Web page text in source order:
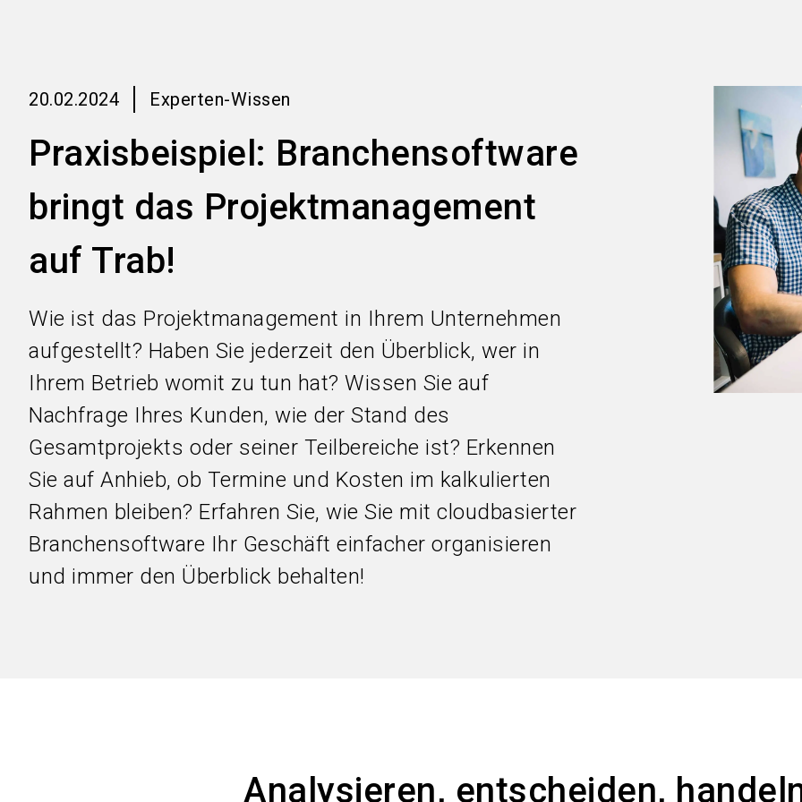
20.02.2024 Experten-Wissen
Praxisbeispiel: Branchensoftware
bringt das Projektmanagement
auf Trab!
Wie ist das Projektmanagement in Ihrem Unternehmen
aufgestellt? Haben Sie jederzeit den Überblick, wer in
Ihrem Betrieb womit zu tun hat? Wissen Sie auf
Nachfrage Ihres Kunden, wie der Stand des
Gesamtprojekts oder seiner Teilbereiche ist? Erkennen
Sie auf Anhieb, ob Termine und Kosten im kalkulierten
Rahmen bleiben? Erfahren Sie, wie Sie mit cloudbasierter
Branchensoftware Ihr Geschäft einfacher organisieren
und immer den Überblick behalten!
Analysieren, entscheiden,